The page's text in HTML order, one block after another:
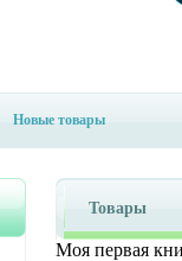
Новые товары
Товары
Моя первая